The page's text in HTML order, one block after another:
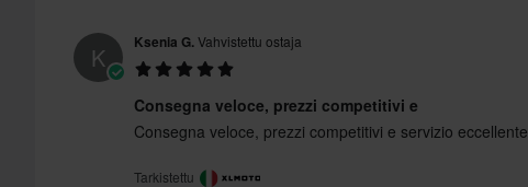
K Ksenia G.Vahvistettu ostaja
Consegna veloce, prezzi competitivi e
Consegna veloce, prezzi competitivi e servizio eccellente
Tarkistettu